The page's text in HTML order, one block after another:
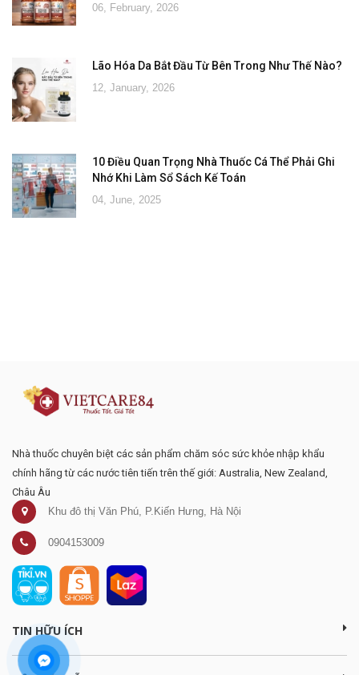
06, February, 2026
Lão Hóa Da Bắt Đầu Từ Bên Trong Như Thế Nào?
12, January, 2026
10 Điều Quan Trọng Nhà Thuốc Cá Thể Phải Ghi
Nhớ Khi Làm Sổ Sách Kế Toán
04, June, 2025
Nhà thuốc chuyên biệt các sản phẩm chăm sóc sức khỏe nhập khẩu
chính hãng từ các nước tiên tiến trên thế giới: Australia, New Zealand,
Châu Âu
Khu đô thị Văn Phú, P.Kiến Hưng, Hà Nội
0904153009
TIN HỮU ÍCH